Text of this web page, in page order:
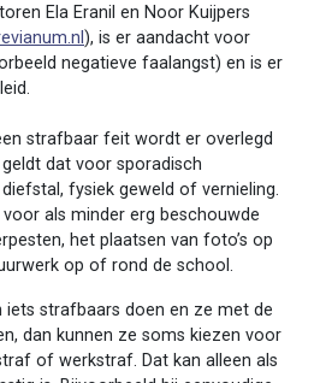
Ela Eranil en Noor Kuijpers
), is er aandacht voor
negatieve faalangst) en is er
strafbaar feit wordt er overlegd
dat voor sporadisch
fysiek geweld of vernieling.
als minder erg beschouwde
het plaatsen van foto’s op
op of rond de school.
iets strafbaars doen en ze met de
dan kunnen ze soms kiezen voor
of werkstraf. Dat kan alleen als